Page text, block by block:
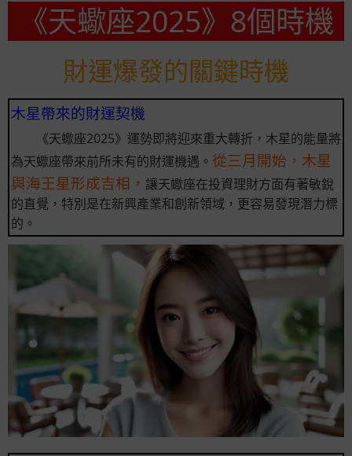
《天蠍座2025》8個時機
財運爆發的關鍵時機
木星帶來的財運契機
《天蠍座2025》運勢即將迎來重大轉折，木星的能量將
為天蠍座帶來前所未有的財運機遇。 從三月開始，木星
與海王星形成吉相， 讓天蠍座在投資理財方面有著敏銳
的直覺，特別是在新興產業和創新領域，更容易發現潛力標
的。